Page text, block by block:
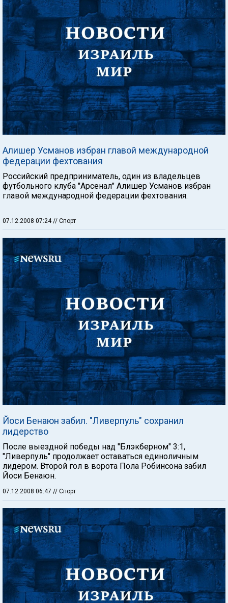
Алишер Усманов избран главой международной
федерации фехтования
Российский предприниматель, один из владельцев
футбольного клуба "Арсенал" Алишер Усманов избран
главой международной федерации фехтования.
07.12.2008 07:24 // Спорт
Йоси Бенаюн забил. "Ливерпуль" сохранил
лидерство
После выездной победы над "Блэкберном" 3:1,
"Ливерпуль" продолжает оставаться единоличным
лидером. Второй гол в ворота Пола Робинсона забил
Йоси Бенаюн.
07.12.2008 06:47 // Спорт